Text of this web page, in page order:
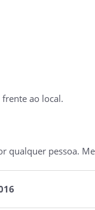
ao local.
qualquer pessoa.